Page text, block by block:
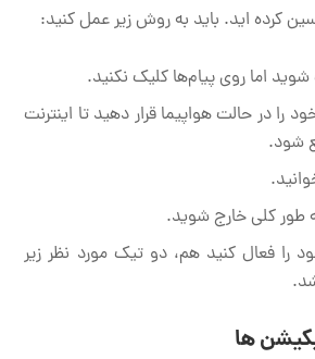
کرده اید. باید به روش زیر عمل کنید:
اما روی پیام‌ها کلیک نکنید.
را در حالت هواپیما قرار دهید تا اینترنت
شود.
به طور کلی خارج شوید.
را فعال کنید هم، دو تیک مورد نظر زیر
ها